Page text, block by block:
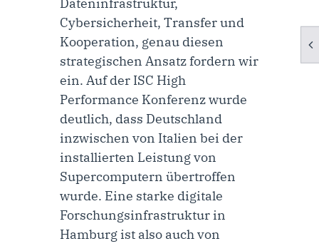
Cybersicherheit, Transfer und
Kooperation, genau diesen
strategischen Ansatz fordern wir
ein. Auf der ISC High
Performance Konferenz wurde
deutlich, dass Deutschland
inzwischen von Italien bei der
installierten Leistung von
Supercomputern übertroffen
wurde. Eine starke digitale
Forschungsinfrastruktur in
Hamburg ist also auch von